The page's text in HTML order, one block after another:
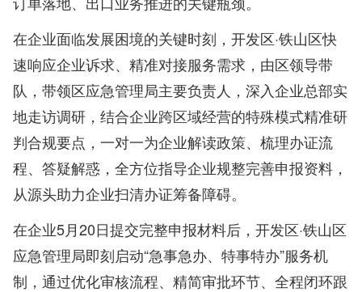
在企业面临发展困境的关键时刻，开发区·铁山区快
速响应企业诉求、精准对接服务需求，由区领导带
队，带领区应急管理局主要负责人，深入企业总部实
地走访调研，结合企业跨区域经营的特殊模式精准研
判合规要点，一对一为企业解读政策、梳理办证流
程、答疑解惑，全方位指导企业规整完善申报资料，
从源头助力企业扫清办证筹备障碍。
在企业5月20日提交完整申报材料后，开发区·铁山区
应急管理局即刻启动“急事急办、特事特办”服务机
制，通过优化审核流程、精简审批环节、全程闭环跟